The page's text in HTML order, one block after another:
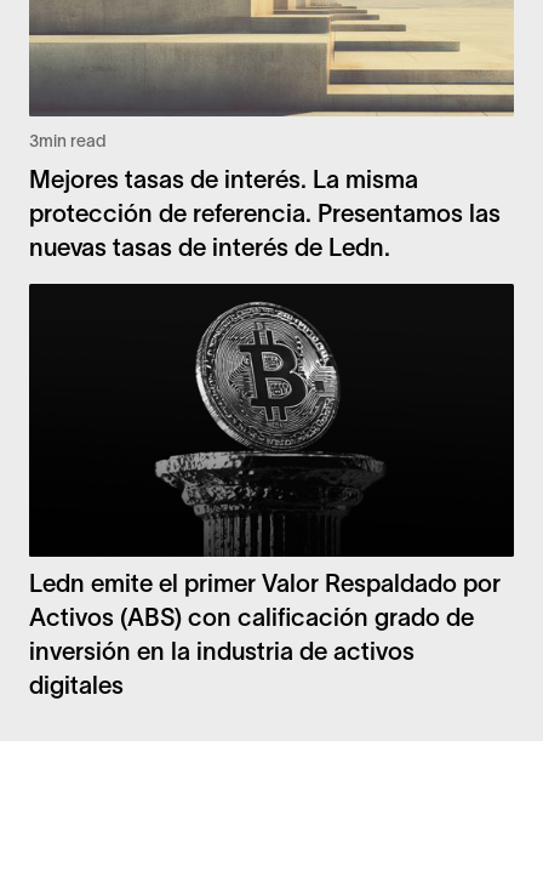
3min read
Mejores tasas de interés. La misma
protección de referencia. Presentamos las
nuevas tasas de interés de Ledn.
Ledn emite el primer Valor Respaldado por
Activos (ABS) con calificación grado de
inversión en la industria de activos
digitales